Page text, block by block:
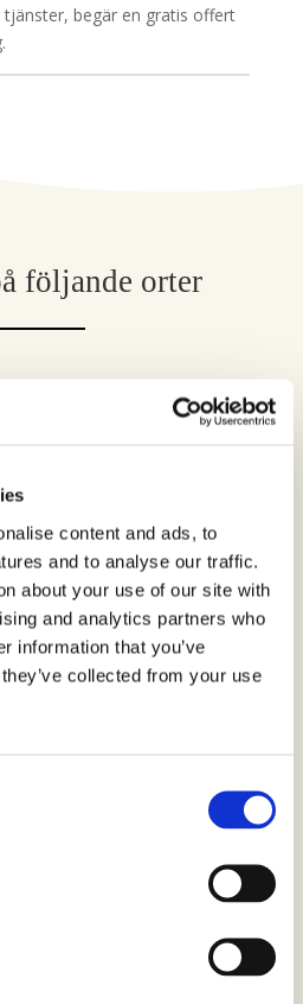
content and ads, to
and to analyse our traffic.
about your use of our site with
and analytics partners who
information that you’ve
collected from your use
tjänster, begär en gratis offert
följande orter